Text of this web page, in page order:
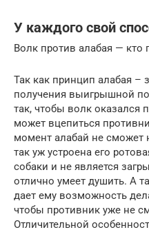
У каждого свой
Волк против алабая — кто
Так как принцип алабая –
получения выигрышной
так, чтобы волк оказался
может вцепиться
момент алабай не сможет
так уж устроена его
собаки и не является
отлично умеет душить. А
дает ему возможность
чтобы противник уже не
Отличительной